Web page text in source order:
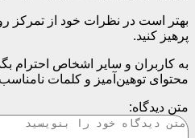
بهتر است در نظرات خود از تمرکز
پرهیز کنید.
به کاربران و سایر اشخاص احترام
محتوای توهین‌آمیز و کلمات
متن دیدگاه: